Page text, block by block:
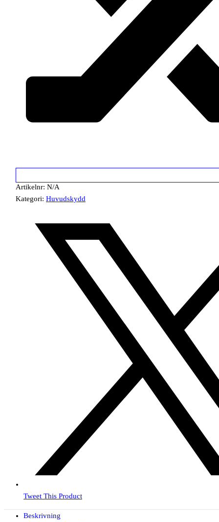
Artikelnr: N/A
Kategori: Huvudskydd
Tweet This Product
Beskrivning